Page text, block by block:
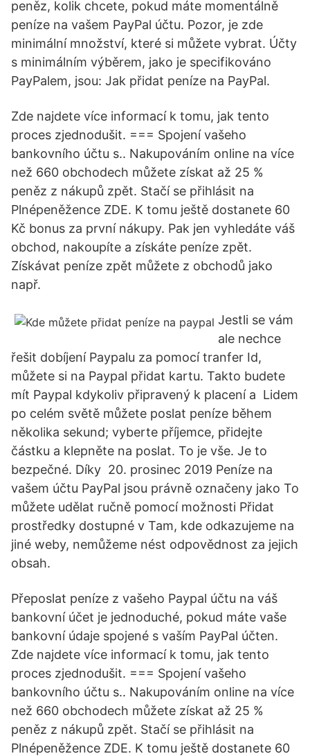
peněz, kolik chcete, pokud máte momentálně
peníze na vašem PayPal účtu. Pozor, je zde
minimální množství, které si můžete vybrat. Účty
s minimálním výběrem, jako je specifikováno
PayPalem, jsou: Jak přidat peníze na PayPal.
Zde najdete více informací k tomu, jak tento
proces zjednodušit. === Spojení vašeho
bankovního účtu s.. Nakupováním online na více
než 660 obchodech můžete získat až 25 %
peněz z nákupů zpět. Stačí se přihlásit na
Plnépeněžence ZDE. K tomu ještě dostanete 60
Kč bonus za první nákupy. Pak jen vyhledáte váš
obchod, nakoupíte a získáte peníze zpět.
Získávat peníze zpět můžete z obchodů jako
např.
Jestli se vám
ale nechce
řešit dobíjení Paypalu za pomocí tranfer Id,
můžete si na Paypal přidat kartu. Takto budete
mít Paypal kdykoliv připravený k placení a Lidem
po celém světě můžete poslat peníze během
několika sekund; vyberte příjemce, přidejte
částku a klepněte na poslat. To je vše. Je to
bezpečné. Díky 20. prosinec 2019 Peníze na
vašem účtu PayPal jsou právně označeny jako To
můžete udělat ručně pomocí možnosti Přidat
prostředky dostupné v Tam, kde odkazujeme na
jiné weby, nemůžeme nést odpovědnost za jejich
obsah.
Přeposlat peníze z vašeho Paypal účtu na váš
bankovní účet je jednoduché, pokud máte vaše
bankovní údaje spojené s vaším PayPal účten.
Zde najdete více informací k tomu, jak tento
proces zjednodušit. === Spojení vašeho
bankovního účtu s.. Nakupováním online na více
než 660 obchodech můžete získat až 25 %
peněz z nákupů zpět. Stačí se přihlásit na
Plnépeněžence ZDE. K tomu ještě dostanete 60